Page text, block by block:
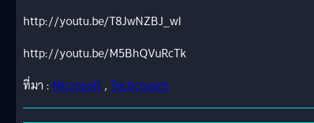
http://youtu.be/T8JwNZBJ_wI
http://youtu.be/M5BhQVuRcTk
ที่มา : Microsoft, Techcrunch